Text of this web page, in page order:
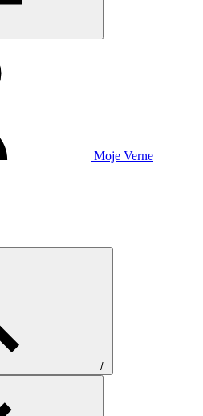
Moje Verne
/